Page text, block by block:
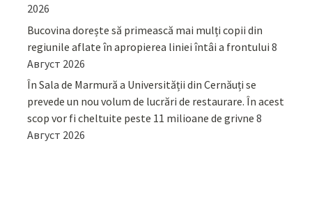
2026
Bucovina dorește să primească mai mulți copii din
regiunile aflate în apropierea liniei întâi a frontului 8
Август 2026
În Sala de Marmură a Universității din Cernăuți se
prevede un nou volum de lucrări de restaurare. În acest
scop vor fi cheltuite peste 11 milioane de grivne 8
Август 2026